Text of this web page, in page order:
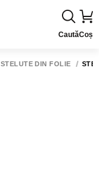
CautăCoș
STELUTE DIN FOLIE